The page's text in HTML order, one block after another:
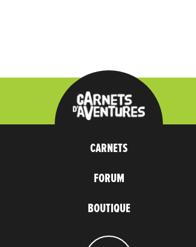
CARNETS
FORUM
BOUTIQUE